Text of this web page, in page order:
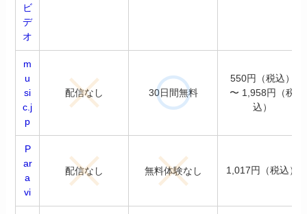
ビ
デ
オ
m
u
si
c.j
p
配信なし 30日間無料
550円（税込）
〜 1,958円（税
込）
P
ar
a
vi
配信なし 無料体験なし 1,017円（税込）